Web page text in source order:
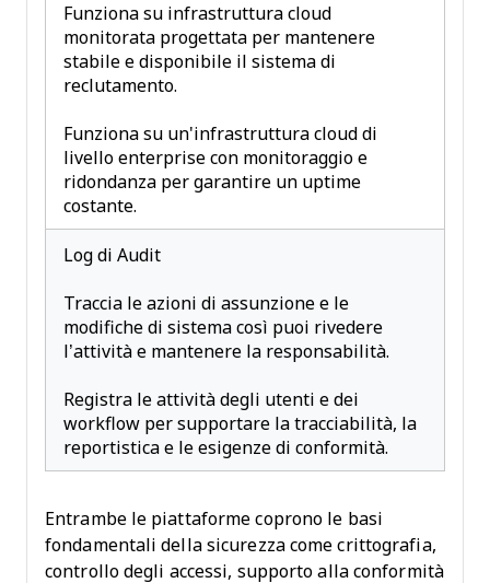
Funziona su infrastruttura cloud
monitorata progettata per mantenere
stabile e disponibile il sistema di
reclutamento.
Funziona su un'infrastruttura cloud di
livello enterprise con monitoraggio e
ridondanza per garantire un uptime
costante.
Log di Audit
Traccia le azioni di assunzione e le
modifiche di sistema così puoi rivedere
l’attività e mantenere la responsabilità.
Registra le attività degli utenti e dei
workflow per supportare la tracciabilità, la
reportistica e le esigenze di conformità.
Entrambe le piattaforme coprono le basi
fondamentali della sicurezza come crittografia,
controllo degli accessi, supporto alla conformità